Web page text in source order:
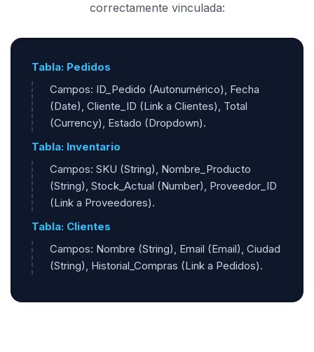
correctamente vinculada:
Tabla: Pedidos
Campos: ID_Pedido (Autonumérico), Fecha
(Date), Cliente_ID (Link a Clientes), Total
(Currency), Estado (Dropdown).
Tabla: Inventario
Campos: SKU (String), Nombre_Producto
(String), Stock_Actual (Number), Proveedor_ID
(Link a Proveedores).
Tabla: Clientes
Campos: Nombre (String), Email (Email), Ciudad
(String), Historial_Compras (Link a Pedidos).